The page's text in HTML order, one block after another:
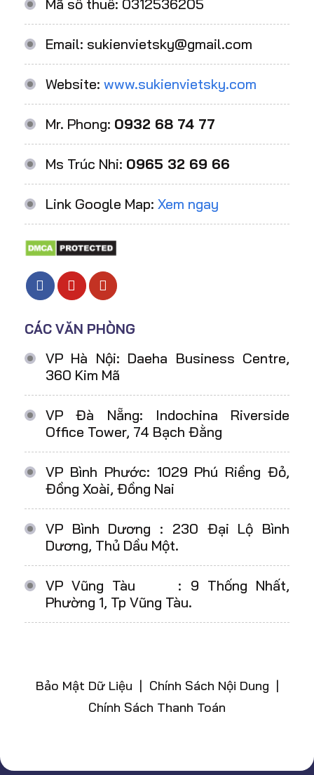
Mã số thuế: 0312536205
Email: sukienvietsky@gmail.com
Website: www.sukienvietsky.com
Mr. Phong: 0932 68 74 77
Ms Trúc Nhi: 0965 32 69 66
Link Google Map: Xem ngay
CÁC VĂN PHÒNG
VP Hà Nội: Daeha Business Centre,
360 Kim Mã
VP Đà Nẵng: Indochina Riverside
Office Tower, 74 Bạch Đằng
VP Bình Phước: 1029 Phú Riềng Đỏ,
Đồng Xoài, Đồng Nai
VP Bình Dương : 230 Đại Lộ Bình
Dương, Thủ Dầu Một.
VP Vũng Tàu : 9 Thống Nhất,
Phường 1, Tp Vũng Tàu.
Bảo Mật Dữ Liệu | Chính Sách Nội Dung |
Chính Sách Thanh Toán